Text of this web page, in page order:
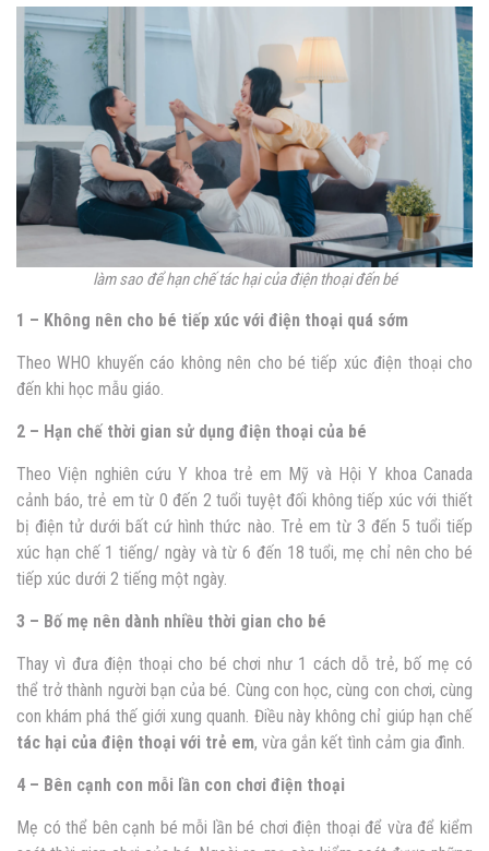
làm sao để hạn chế tác hại của điện thoại đến bé
1 – Không nên cho bé tiếp xúc với điện thoại quá sớm
Theo WHO khuyến cáo không nên cho bé tiếp xúc điện thoại cho
đến khi học mẫu giáo.
2 – Hạn chế thời gian sử dụng điện thoại của bé
Theo Viện nghiên cứu Y khoa trẻ em Mỹ và Hội Y khoa Canada
cảnh báo, trẻ em từ 0 đến 2 tuổi tuyệt đối không tiếp xúc với thiết
bị điện tử dưới bất cứ hình thức nào. Trẻ em từ 3 đến 5 tuổi tiếp
xúc hạn chế 1 tiếng/ ngày và từ 6 đến 18 tuổi, mẹ chỉ nên cho bé
tiếp xúc dưới 2 tiếng một ngày.
3 – Bố mẹ nên dành nhiều thời gian cho bé
Thay vì đưa điện thoại cho bé chơi như 1 cách dỗ trẻ, bố mẹ có
thể trở thành người bạn của bé. Cùng con học, cùng con chơi, cùng
con khám phá thế giới xung quanh. Điều này không chỉ giúp hạn chế
tác hại của điện thoại với trẻ em, vừa gắn kết tình cảm gia đình.
4 – Bên cạnh con mỗi lần con chơi điện thoại
Mẹ có thể bên cạnh bé mỗi lần bé chơi điện thoại để vừa để kiểm